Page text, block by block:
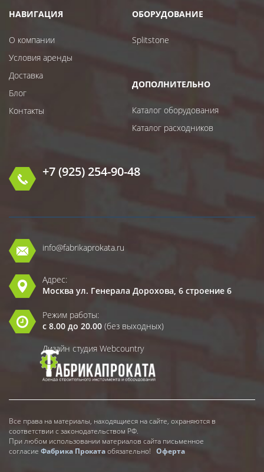
НАВИГАЦИЯ
О компании
Условия аренды
Доставка
Блог
Контакты
ОБОРУДОВАНИЕ
Splitstone
ДОПОЛНИТЕЛЬНО
Каталог оборудования
Каталог расходников
+7 (925) 254-90-48
info@fabrikaprokata.ru
Адрес:
Москва ул. Генерала Дорохова, 6 строение 6
Режим работы:
с 8.00 до 20.00 (без выходных)
Дизайн студия Webcountry
Все права на материалы, находящиеся на сайте, охраняются в
соответствии с законодательством РФ.
При любом использовании материалов сайта письменное
согласие Фабрика Прокатаобязательно! Оферта